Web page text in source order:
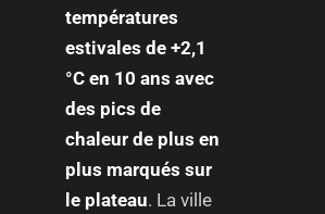
températures
estivales de +2,1
°C en 10 ans avec
des pics de
chaleur de plus en
plus marqués sur
le plateau. La ville